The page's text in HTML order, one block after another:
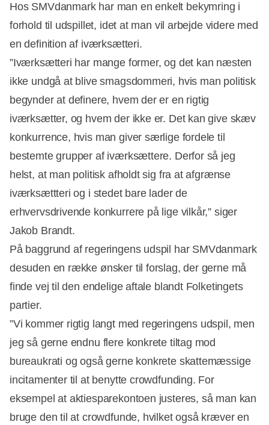
Hos SMVdanmark har man en enkelt bekymring i
forhold til udspillet, idet at man vil arbejde videre med
en definition af iværksætteri.
”Iværksætteri har mange former, og det kan næsten
ikke undgå at blive smagsdommeri, hvis man politisk
begynder at definere, hvem der er en rigtig
iværksætter, og hvem der ikke er. Det kan give skæv
konkurrence, hvis man giver særlige fordele til
bestemte grupper af iværksættere. Derfor så jeg
helst, at man politisk afholdt sig fra at afgrænse
iværksættteri og i stedet bare lader de
erhvervsdrivende konkurrere på lige vilkår,” siger
Jakob Brandt.
På baggrund af regeringens udspil har SMVdanmark
desuden en række ønsker til forslag, der gerne må
finde vej til den endelige aftale blandt Folketingets
partier.
”Vi kommer rigtig langt med regeringens udspil, men
jeg så gerne endnu flere konkrete tiltag mod
bureaukrati og også gerne konkrete skattemæssige
incitamenter til at benytte crowdfunding. For
eksempel at aktiesparekontoen justeres, så man kan
bruge den til at crowdfunde, hvilket også kræver en